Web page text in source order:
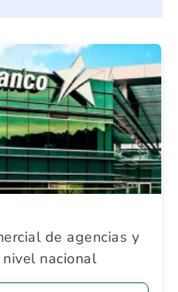
de agencias y
nacional